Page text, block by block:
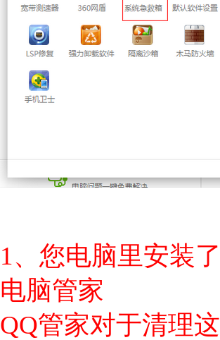
1、您电脑里安装
电脑管家
QQ管家对于清理